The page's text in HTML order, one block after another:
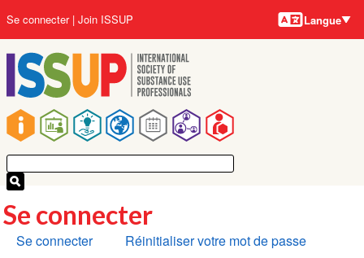
au
contenu
principal
Main
navigation
User
account
menu
Se connecter Join ISSUP Langues
Langue
Se connecter
Onglets
Se connecter Réinitialiser votre mot de passe